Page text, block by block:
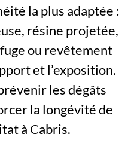
la plus adaptée :
résine projetée,
ou revêtement
et l’exposition.
les dégâts
la longévité de
à Cabris.